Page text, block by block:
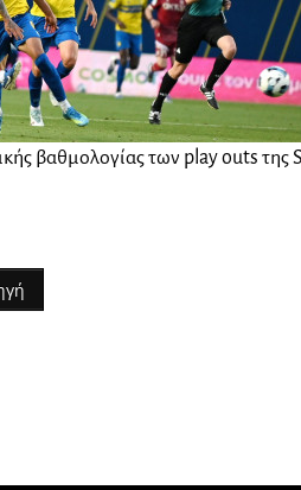
βαθμολογίας των play outs